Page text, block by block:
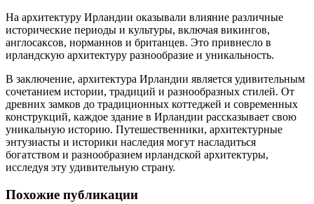
На архитектуру Ирландии оказывали влияние различные
исторические периоды и культуры, включая викингов,
англосаксов, норманнов и британцев. Это привнесло в
ирландскую архитектуру разнообразие и уникальность.
В заключение, архитектура Ирландии является удивительным
сочетанием истории, традиций и разнообразных стилей. От
древних замков до традиционных коттеджей и современных
конструкций, каждое здание в Ирландии рассказывает свою
уникальную историю. Путешественники, архитектурные
энтузиасты и историки наследия могут насладиться
богатством и разнообразием ирландской архитектуры,
исследуя эту удивительную страну.
Похожие публикации